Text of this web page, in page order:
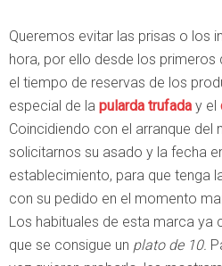
Queremos evitar las prisas o los
hora, por ello desde los primeros
el tiempo de reservas de los
especial de la pularda trufada y el
Coincidiendo con el arranque del
solicitarnos su asado y la fecha
establecimiento, para que tenga
con su pedido en el momento
Los habituales de esta marca ya
que se consigue un plato de 10.